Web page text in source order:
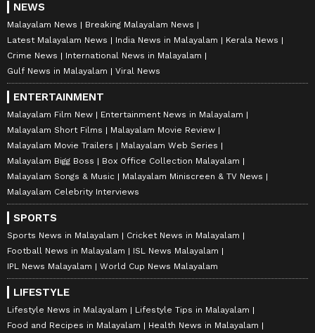
NEWS
Malayalam News
Breaking Malayalam News
Latest Malayalam News
India News in Malayalam
Kerala News
Crime News
International News in Malayalam
Gulf News in Malayalam
Viral News
ENTERTAINMENT
Malayalam Film New
Entertainment News in Malayalam
Malayalam Short Films
Malayalam Movie Review
Malayalam Movie Trailers
Malayalam Web Series
Malayalam Bigg Boss
Box Office Collection Malayalam
Malayalam Songs & Music
Malayalam Miniscreen & TV News
Malayalam Celebrity Interviews
SPORTS
Sports News in Malayalam
Cricket News in Malayalam
Football News in Malayalam
ISL News Malayalam
IPL News Malayalam
World Cup News Malayalam
LIFESTYLE
Lifestyle News in Malayalam
Lifestyle Tips in Malayalam
Food and Recipes in Malayalam
Health News in Malayalam